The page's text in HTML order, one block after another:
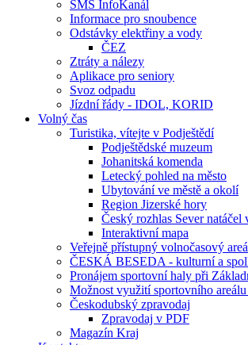
SMS InfoKanál
Informace pro snoubence
Odstávky elektřiny a vody
ČEZ
Ztráty a nálezy
Aplikace pro seniory
Svoz odpadu
Jízdní řády - IDOL, KORID
Volný čas
Turistika, vítejte v Podještědí
Podještědské muzeum
Johanitská komenda
Letecký pohled na město
Ubytování ve městě a okolí
Region Jizerské hory
Český rozhlas Sever natáčel
Interaktivní mapa
Veřejně přístupný volnočasový
ČESKÁ BESEDA - kulturní a
Pronájem sportovní haly při
Možnost využití sportovního
Českodubský zpravodaj
Zpravodaj v PDF
Magazín Kraj